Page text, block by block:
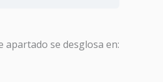
se desglosa en: